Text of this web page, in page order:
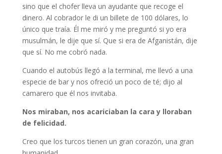
sino que el chofer lleva un ayudante que recoge el
dinero. Al cobrador le di un billete de 100 dólares, lo
único que traía. Él me miró y me preguntó si yo era
musulmán, le dije que sí. Que si era de Afganistán, dije
que sí. No me cobró nada.
Cuando el autobús llegó a la terminal, me llevó a una
especie de bar y nos ofreció un poco de té; dijo al
camarero que él nos invitaba.
Nos miraban, nos acariciaban la cara y lloraban
de felicidad.
Creo que los turcos tienen un gran corazón, una gran